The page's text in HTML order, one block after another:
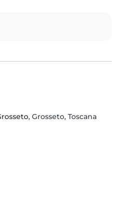
, Grosseto, Toscana